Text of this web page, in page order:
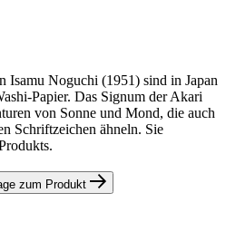
Noguchi (1951) sind in Japan
Papier. Das Signum der Akari
von Sonne und Mond, die auch
Schriftzeichen ähneln. Sie
zum Produkt